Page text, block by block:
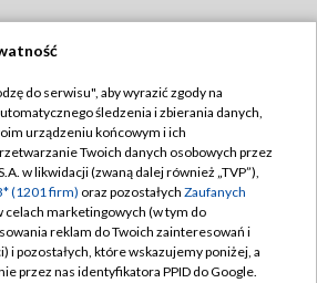
TVP
TVP
Cyfrowa
Regulamin TVP
prywatności
Moje zgody
Pomoc
do serwisu", aby wyrazić zgody na
śledzenia i zbierania danych,
urządzeniu końcowym i ich
Twoich danych osobowych przez
w likwidacji (zwaną dalej również „TVP”),
(1201 firm) oraz pozostałych Zaufanych
celach marketingowych (w tym do
reklam do Twoich zainteresowań i
i pozostałych, które wskazujemy poniżej, a
przez nas identyfikatora PPID do Google.